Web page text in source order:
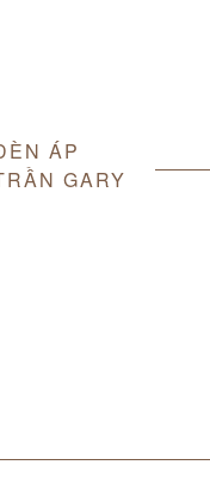
ÁP
GARY